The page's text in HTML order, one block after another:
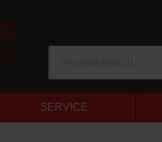
SERVICE